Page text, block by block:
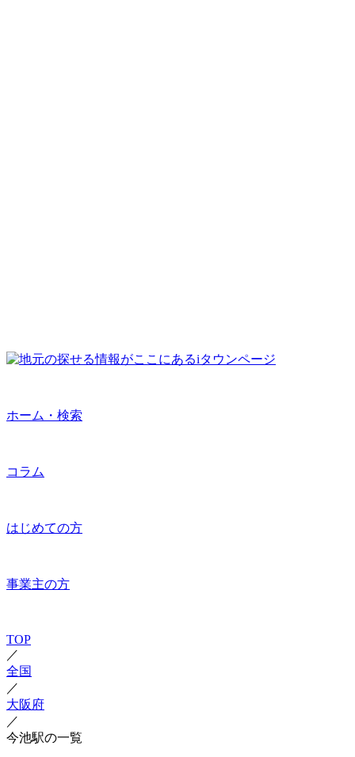
ホーム・検索
コラム
はじめての方
事業主の方
TOP
／
全国
／
大阪府
／
今池駅の一覧